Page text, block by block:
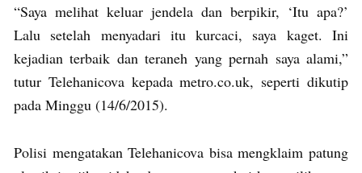
“Saya melihat keluar jendela dan berpikir, ‘Itu apa?’
Lalu setelah menyadari itu kurcaci, saya kaget. Ini
kejadian terbaik dan teraneh yang pernah saya alami,”
tutur Telehanicova kepada metro.co.uk, seperti dikutip
pada Minggu (14/6/2015).
Polisi mengatakan Telehanicova bisa mengklaim patung